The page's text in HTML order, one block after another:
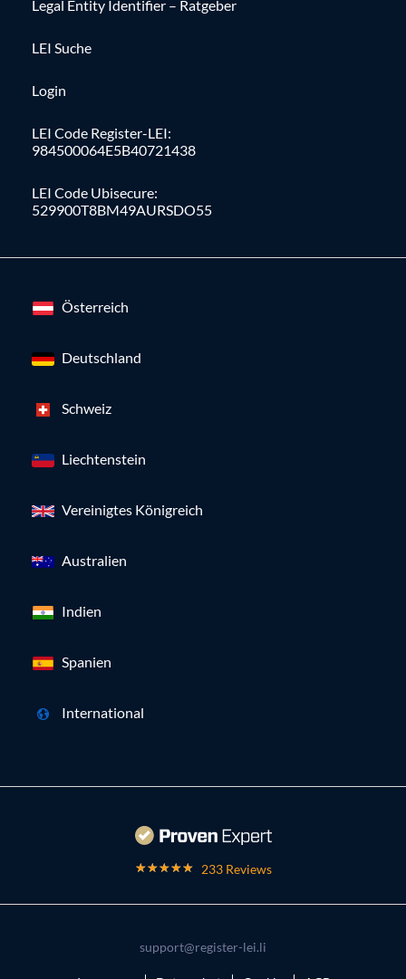
Legal Entity Identifier – Ratgeber
LEI Suche
Login
LEI Code Register-LEI:
984500064E5B40721438
LEI Code Ubisecure:
529900T8BM49AURSDO55
Österreich
Deutschland
Schweiz
Liechtenstein
Vereinigtes Königreich
Australien
Indien
Spanien
International
233 Reviews
support@register-lei.li